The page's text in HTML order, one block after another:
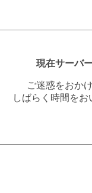
現在サーバ
ご迷惑をおか
しばらく時間を